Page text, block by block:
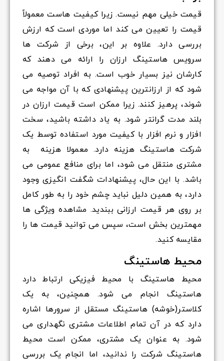
قیمت خیلی مهم نیست. زیرا کیفیت هاست معمولاً
قیمت را تعیین می کند اما موردی است که ارزش
بررسی دارد. علاوه بر این، برخی از شرکت ها
سرویس هاستینگ ارزان را ارائه می دهند که
کارشان نیز بسیار خوب است. به افراد توصیه می
شود که از ارزانترین پیشنهادی که با آن مواجه می
شوند، پرهیز کنند. زیرا ممکن است قیمت ارزان در
بلند مدت گرانتر شود. به یاد داشته باشید، سخت
افزار و نرم افزار با کیفیت مورد استفاده توسط یک
شرکت هاستینگ هزینه دارد. معمولا هزینه به
مشتری منتقل می شود، اما برای منافع عمومی می
باشد. با این حال، پیشنهادات شگفت انگیزی وجود
دارد، به همین دلیل نباید چشم خود را به طور کامل
بر روی هر قیمت ارزانی ببندید. مشاهده ویژگی ها
مهمترین بخش است، سپس می توانید قیمت ها را
مقایسه کنید.
محیط هاستینگ
محیط هاستینگ با محیط فیزیکی ارتباط دارد
هاستینگ انجام می شود. همچنین، به یک
کلاستر(خوشه) هاستینگ مستقل از سرورها اشاره
دارد که در آن تمام اطلاعات مشتری نگهداری می
شود. به عنوان یک مشتری، ممکن است محیط
هاستینگ شرکت را ندانید، اما انجام یک بررسی